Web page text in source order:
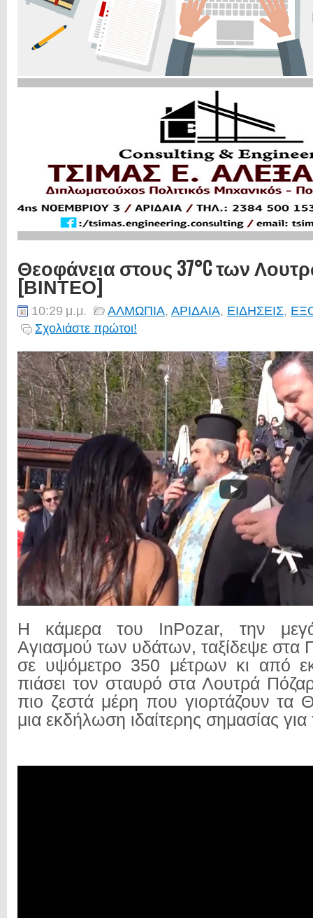
Θεοφάνεια στους 37°C των
[ΒΙΝΤΕΟ]
10:29 μ.μ. ΑΛΜΩΠΙΑ, ΑΡΙΔΑΙΑ, ΕΙΔΗΣΕΙΣ,
Σχολιάστε πρώτοι!
Η κάμερα του InPozar, την
Aγιασμού των υδάτων, ταξίδεψε στα
σε υψόμετρο 350 μέτρων κι από
πιάσει τον σταυρό στα Λουτρά
πιο ζεστά μέρη που γιορτάζουν τα
μια εκδήλωση ιδαίτερης σημασίας